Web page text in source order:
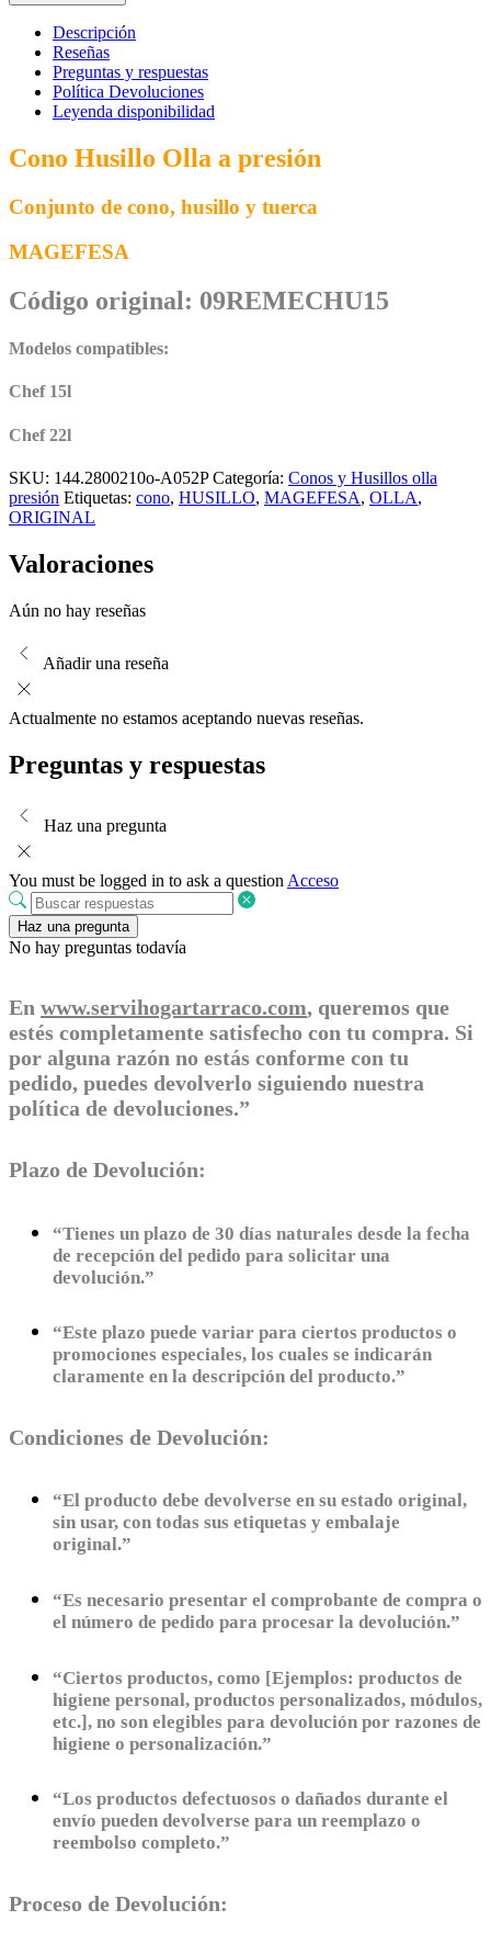
Husillo
Olla
MAGEFESA
Chef
09REMECHJ15
cantidad
Descripción
Reseñas
Preguntas y respuestas
Política Devoluciones
Leyenda disponibilidad
Cono Husillo Olla a presión
Conjunto de cono, husillo y tuerca
MAGEFESA
Código original: 09REMECHU15
Modelos compatibles:
Chef 15l
Chef 22l
SKU: 144.2800210o-A052P Categoría: Conos y Husillos olla
presión Etiquetas: cono, HUSILLO, MAGEFESA, OLLA,
ORIGINAL
Valoraciones
Aún no hay reseñas
Añadir una reseña
Actualmente no estamos aceptando nuevas reseñas.
Preguntas y respuestas
Haz una pregunta
You must be logged in to ask a questionAcceso
Haz una pregunta
No hay preguntas todavía
En www.servihogartarraco.com, queremos que
estés completamente satisfecho con tu compra. Si
por alguna razón no estás conforme con tu
pedido, puedes devolverlo siguiendo nuestra
política de devoluciones.”
Plazo de Devolución:
“Tienes un plazo de 30 días naturales desde la fecha
de recepción del pedido para solicitar una
devolución.”
“Este plazo puede variar para ciertos productos o
promociones especiales, los cuales se indicarán
claramente en la descripción del producto.”
Condiciones de Devolución:
“El producto debe devolverse en su estado original,
sin usar, con todas sus etiquetas y embalaje
original.”
“Es necesario presentar el comprobante de compra o
el número de pedido para procesar la devolución.”
“Ciertos productos, como [Ejemplos: productos de
higiene personal, productos personalizados, módulos,
etc.], no son elegibles para devolución por razones de
higiene o personalización.”
“Los productos defectuosos o dañados durante el
envío pueden devolverse para un reemplazo o
reembolso completo.”
Proceso de Devolución: